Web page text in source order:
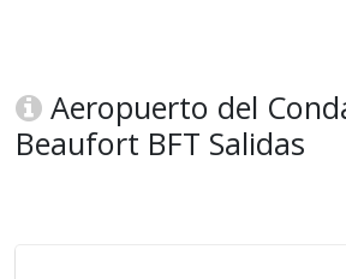
Aeropuerto del
Beaufort BFT Salidas